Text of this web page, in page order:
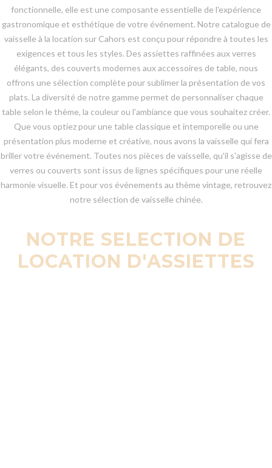
fonctionnelle, elle est une composante essentielle de l'expérience
gastronomique et esthétique de votre événement. Notre catalogue de
vaisselle à la location sur Cahors est conçu pour répondre à toutes les
exigences et tous les styles. Des assiettes raffinées aux verres
élégants, des couverts modernes aux accessoires de table, nous
offrons une sélection complète pour sublimer la présentation de vos
plats. La diversité de notre gamme permet de personnaliser chaque
table selon le thème, la couleur ou l'ambiance que vous souhaitez créer.
Que vous optiez pour une table classique et intemporelle ou une
présentation plus moderne et créative, nous avons la vaisselle qui fera
briller votre événement. Toutes nos pièces de vaisselle, qu'il s'agisse de
verres ou couverts sont issus de lignes spécifiques pour une réelle
harmonie visuelle. Et pour vos événements au thème vintage, retrouvez
notre sélection de vaisselle chinée.
NOTRE SELECTION DE
LOCATION D'ASSIETTES